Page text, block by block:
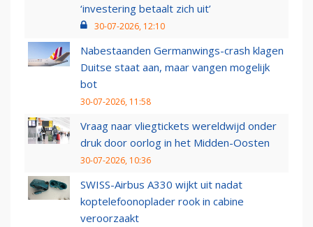
‘investering betaalt zich uit’
30-07-2026, 12:10
Nabestaanden Germanwings-crash klagen
Duitse staat aan, maar vangen mogelijk
bot
30-07-2026, 11:58
Vraag naar vliegtickets wereldwijd onder
druk door oorlog in het Midden-Oosten
30-07-2026, 10:36
SWISS-Airbus A330 wijkt uit nadat
koptelefoonoplader rook in cabine
veroorzaakt